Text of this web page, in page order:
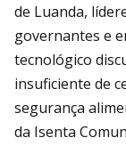
de Luanda,
governantes e
tecnológico
insuficiente de
segurança
da Isenta